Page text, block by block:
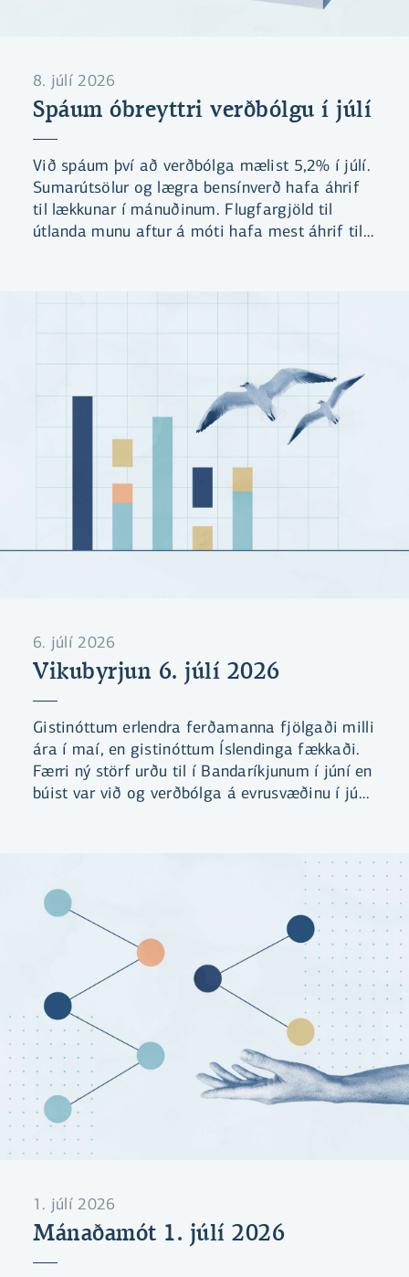
8. júlí 2026
Spáum óbreyttri verðbólgu í júlí
Við spáum því að verðbólga mælist 5,2% í júlí.
Sumarútsölur og lægra bensínverð hafa áhrif
til lækkunar í mánuðinum. Flugfargjöld til
útlanda munu aftur á móti hafa mest áhrif til
forsenduákvæði kjarasamninga í næsta
6. júlí 2026
Vikubyrjun 6. júlí 2026
Gistinóttum erlendra ferðamanna fjölgaði milli
ára í maí, en gistinóttum Íslendinga fækkaði.
Færri ný störf urðu til í Bandaríkjunum í júní en
búist var við og verðbólga á evrusvæðinu í júní
1. júlí 2026
Mánaðamót 1. júlí 2026